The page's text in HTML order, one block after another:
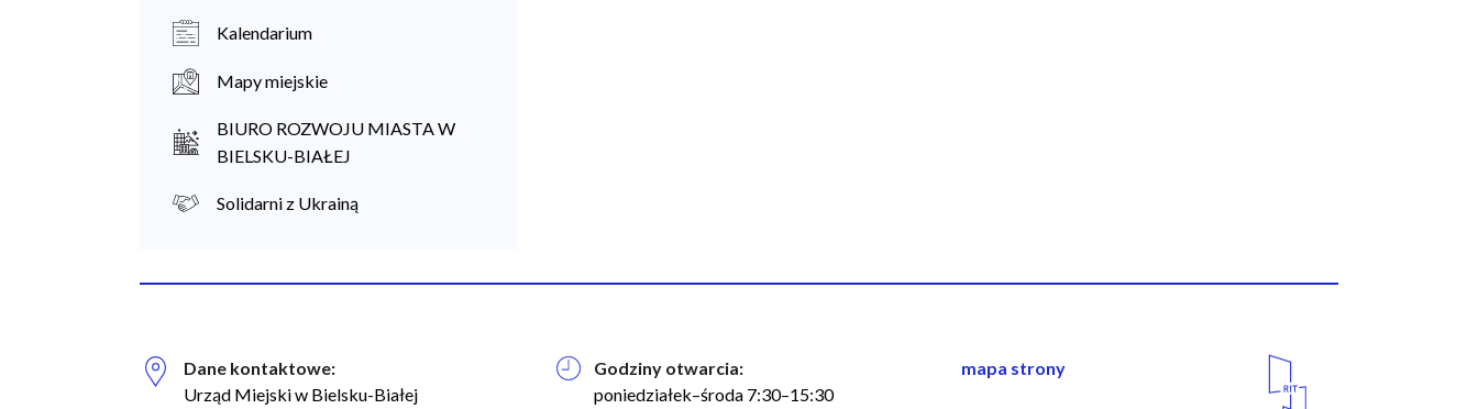
Kalendarium
Mapy miejskie
BIURO ROZWOJU MIASTA W
BIELSKU-BIAŁEJ
Solidarni z Ukrainą
Dane kontaktowe:
Urząd Miejski w Bielsku-Białej
Godziny otwarcia:
poniedziałek–środa 7:30–15:30
nawigacja
mapa strony
Media
Społecznościowe
Biuro Regionalnych Inwestycji Terytorialnych